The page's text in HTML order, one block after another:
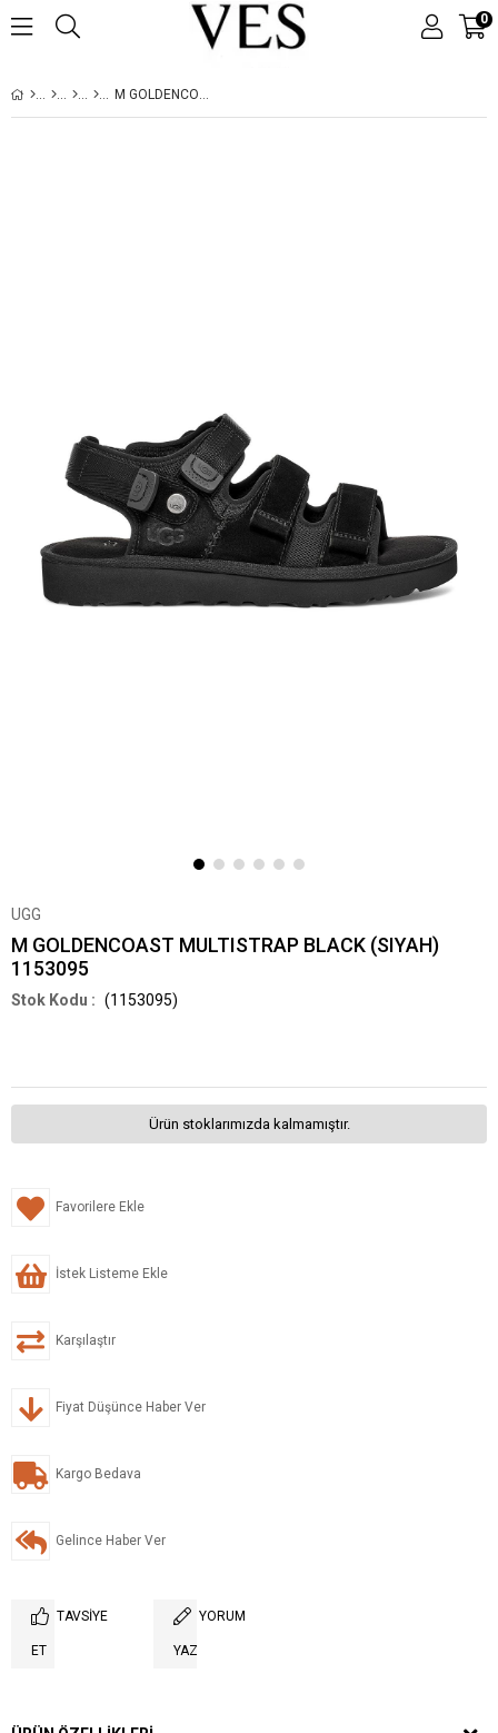
0
M GOLDENCOAST MULTISTRAP BLACK (SIYAH) 1153095
UGG
M GOLDENCOAST MULTISTRAP BLACK (SIYAH)
1153095
(1153095)
Ürün stoklarımızda kalmamıştır.
Favorilere Ekle
İstek Listeme Ekle
Karşılaştır
Fiyat Düşünce Haber Ver
Kargo Bedava
Gelince Haber Ver
TAVSIYE
ET
YORUM
YAZ